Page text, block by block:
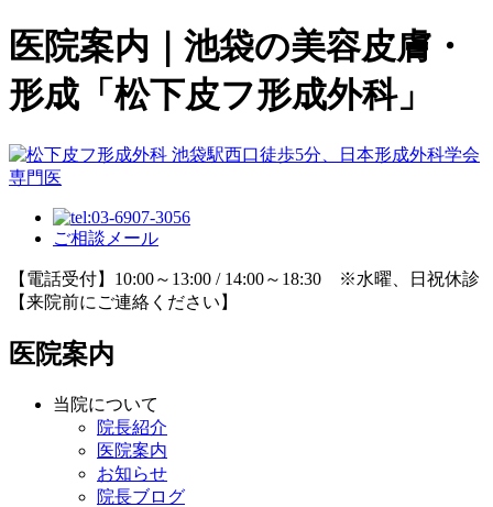
医院案内｜池袋の美容皮膚・
形成「松下皮フ形成外科」
ご相談メール
【電話受付】10:00～13:00 / 14:00～18:30 ※水曜、日祝休診
【来院前にご連絡ください】
医院案内
当院について
院長紹介
医院案内
お知らせ
院長ブログ